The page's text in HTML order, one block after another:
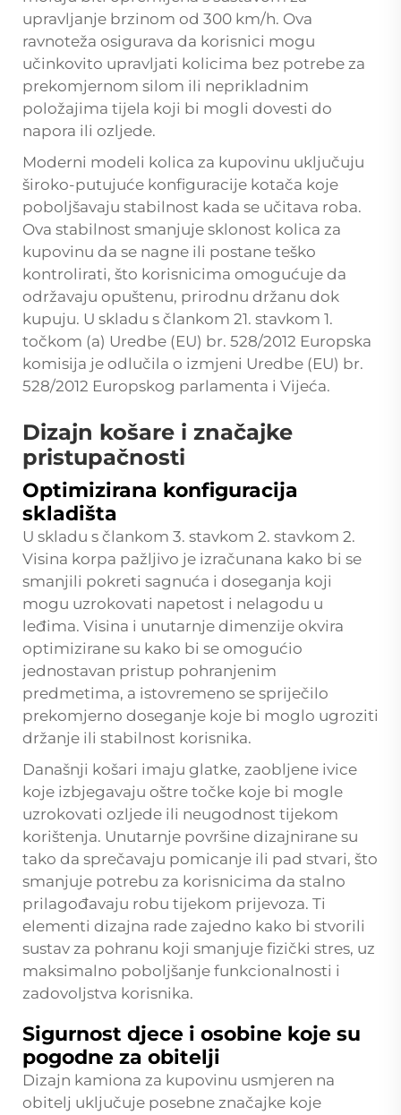
upravljanje brzinom od 300 km/h. Ova
ravnoteža osigurava da korisnici mogu
učinkovito upravljati kolicima bez potrebe za
prekomjernom silom ili neprikladnim
položajima tijela koji bi mogli dovesti do
napora ili ozljede.
Moderni modeli kolica za kupovinu uključuju
široko-putujuće konfiguracije kotača koje
poboljšavaju stabilnost kada se učitava roba.
Ova stabilnost smanjuje sklonost kolica za
kupovinu da se nagne ili postane teško
kontrolirati, što korisnicima omogućuje da
održavaju opuštenu, prirodnu držanu dok
kupuju. U skladu s člankom 21. stavkom 1.
točkom (a) Uredbe (EU) br. 528/2012 Europska
komisija je odlučila o izmjeni Uredbe (EU) br.
528/2012 Europskog parlamenta i Vijeća.
Dizajn košare i značajke
pristupačnosti
Optimizirana konfiguracija
skladišta
U skladu s člankom 3. stavkom 2. stavkom 2.
Visina korpa pažljivo je izračunana kako bi se
smanjili pokreti sagnuća i doseganja koji
mogu uzrokovati napetost i nelagodu u
leđima. Visina i unutarnje dimenzije okvira
optimizirane su kako bi se omogućio
jednostavan pristup pohranjenim
predmetima, a istovremeno se spriječilo
prekomjerno doseganje koje bi moglo ugroziti
držanje ili stabilnost korisnika.
Današnji košari imaju glatke, zaobljene ivice
koje izbjegavaju oštre točke koje bi mogle
uzrokovati ozljede ili neugodnost tijekom
korištenja. Unutarnje površine dizajnirane su
tako da sprečavaju pomicanje ili pad stvari, što
smanjuje potrebu za korisnicima da stalno
prilagođavaju robu tijekom prijevoza. Ti
elementi dizajna rade zajedno kako bi stvorili
sustav za pohranu koji smanjuje fizički stres, uz
maksimalno poboljšanje funkcionalnosti i
zadovoljstva korisnika.
Sigurnost djece i osobine koje su
pogodne za obitelji
Dizajn kamiona za kupovinu usmjeren na
obitelj uključuje posebne značajke koje